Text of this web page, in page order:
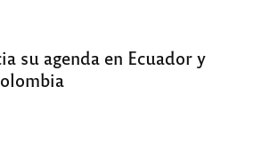
su agenda en Ecuador y